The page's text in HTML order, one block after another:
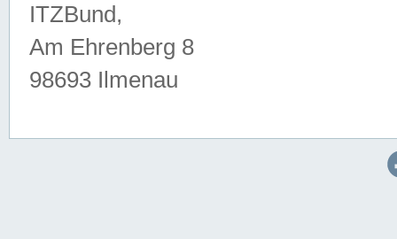
ITZBund,
Am Ehrenberg 8
98693 Ilmenau